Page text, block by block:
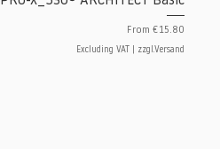
From €15.80
Sale Price
Excluding VAT zzgl.Versand